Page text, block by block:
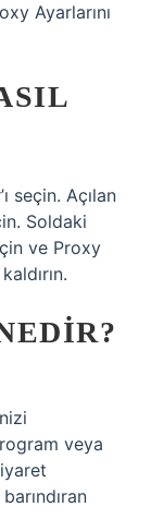
Ayarlarını
seçin. Açılan
Soldaki
ve Proxy
veya